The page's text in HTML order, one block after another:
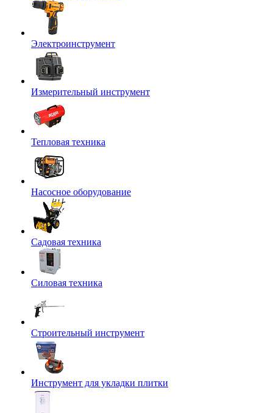
Электроинструмент
Измерительный инструмент
Тепловая техника
Насосное оборудование
Садовая техника
Силовая техника
Строительный инструмент
Инструмент для укладки плитки